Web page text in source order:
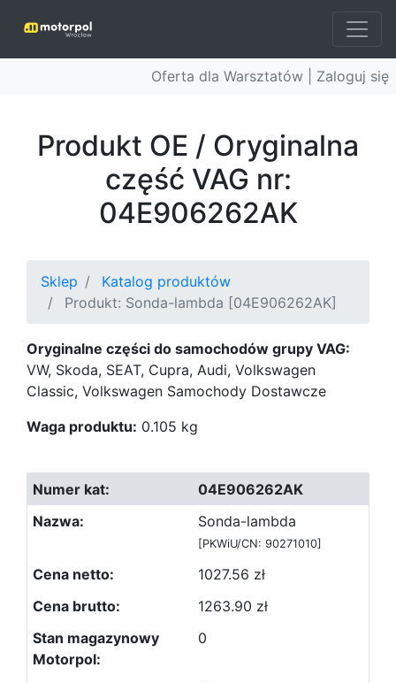
Oferta dla Warsztatów | Zaloguj się
Produkt OE / Oryginalna
część VAG nr:
04E906262AK
Sklep
Katalog produktów
Produkt: Sonda-lambda [04E906262AK]
Oryginalne części do samochodów grupy VAG:
VW, Skoda, SEAT, Cupra, Audi, Volkswagen
Classic, Volkswagen Samochody Dostawcze
Waga produktu: 0.105 kg
04E906262AK
Sonda-lambda
[PKWiU/CN: 90271010]
1027.56 zł
1263.90 zł
0